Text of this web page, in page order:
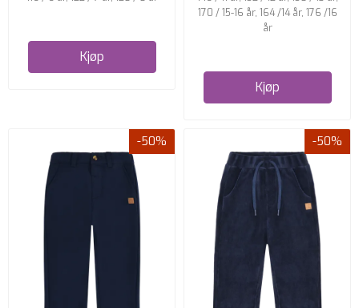
Kjøp
170 / 15-16 år, 164 /14 år, 176 /16
år
Kjøp
-50% -50%